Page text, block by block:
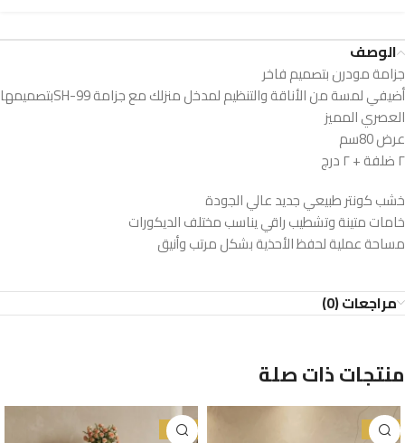
الوصف
جزامة مودرن بتصميم فاخر
أضيفي لمسة من الأناقة والتنظيم لمدخل منزلك مع جزامة SH-99بتصميمها
العصري المميز
عرض 80سم
٢ ضلفة + ٢ درج
خشب كونتر طبيعي جديد عالي الجودة
خامات متينة وتشطيب راقي يناسب مختلف الديكورات
مساحة عملية لحفظ الأحذية بشكل مرتب وأنيق
مراجعات (0)
منتجات ذات صلة
-25%
-38%